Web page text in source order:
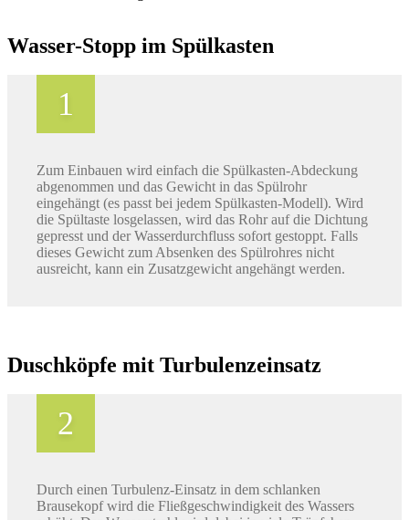
Wasser-Stopp im Spülkasten
Zum Einbauen wird einfach die Spülkasten-Abdeckung
abgenommen und das Gewicht in das Spülrohr
eingehängt (es passt bei jedem Spülkasten-Modell). Wird
die Spültaste losgelassen, wird das Rohr auf die Dichtung
gepresst und der Wasserdurchfluss sofort gestoppt. Falls
dieses Gewicht zum Absenken des Spülrohres nicht
ausreicht, kann ein Zusatzgewicht angehängt werden.
Duschköpfe mit Turbulenzeinsatz
Durch einen Turbulenz-Einsatz in dem schlanken
Brausekopf wird die Fließgeschwindigkeit des Wassers